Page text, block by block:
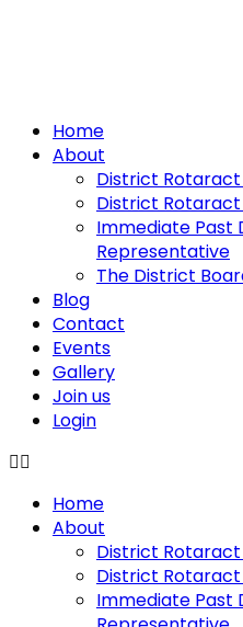
Home
About
District
District
Immediate Past
Representative
The District
Blog
Contact
Events
Gallery
Join us
Login
Home
About
District
District
Immediate Past